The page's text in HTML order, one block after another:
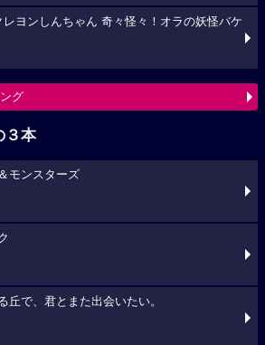
ヨンしんちゃん 奇々怪々！オラの妖怪バケ
グ
３本
モンスターズ
丘で、君とまた出会いたい。